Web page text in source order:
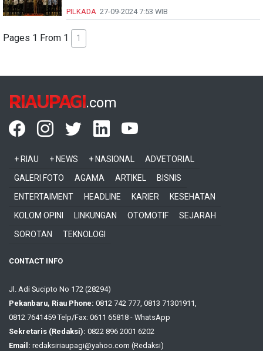
PILKADA 27-09-20247:53 WIB
Pages 1 From 1 1
RIAUPAGI.com
+ RIAU + NEWS + NASIONAL
ADVETORIAL
GALERI FOTO
AGAMA ARTIKEL
BISNIS
ENTERTAIMENT
HEADLINE KARIER
KESEHATAN
KOLOM OPINI
LINKUNGAN OTOMOTIF
SEJARAH
SOROTAN
TEKNOLOGI
CONTACT INFO
Jl. Adi Sucipto No 172 (28294)
Pekanbaru, Riau Phone: 0812 742 777, 0813 71301911,
0812 7641459 Telp/Fax: 0611 65818 - WhatsApp
Sekretaris (Redaksi): 0822 896 2001 6202
Email: redaksiriaupagi@yahoo.com (Redaksi)